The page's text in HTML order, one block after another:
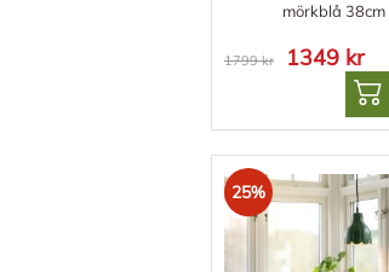
mörkblå 38cm
1799 kr
1349 kr
25%